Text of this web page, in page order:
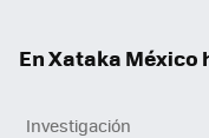
En Xataka México
Investigación